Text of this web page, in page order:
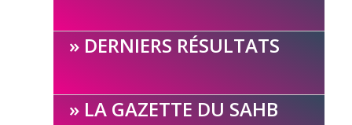
DERNIERS RÉSULTATS
LA GAZETTE DU SAHB